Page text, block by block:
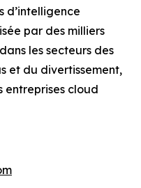
d’intelligence
par des milliers
les secteurs des
et du divertissement,
cloud